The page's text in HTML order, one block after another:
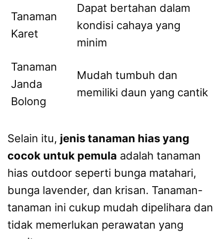
Tanaman
Karet
Dapat bertahan dalam
kondisi cahaya yang
minim
Tanaman
Janda
Bolong
Mudah tumbuh dan
memiliki daun yang cantik
Selain itu, jenis tanaman hias yang
cocok untuk pemula adalah tanaman
hias outdoor seperti bunga matahari,
bunga lavender, dan krisan. Tanaman-
tanaman ini cukup mudah dipelihara dan
tidak memerlukan perawatan yang